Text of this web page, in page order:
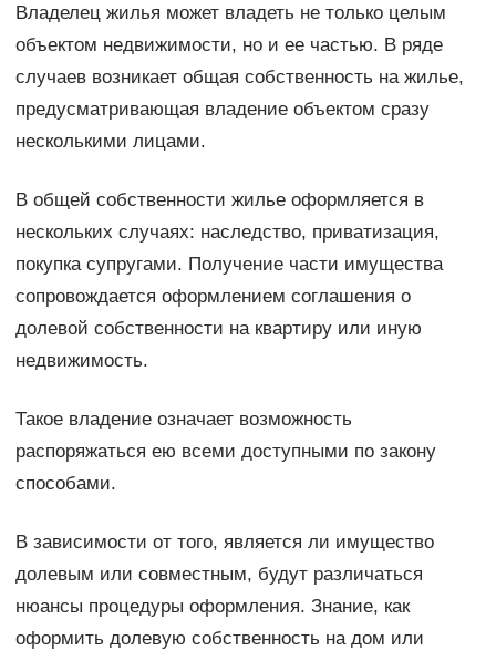
Владелец жилья может владеть не только целым
объектом недвижимости, но и ее частью. В ряде
случаев возникает общая собственность на жилье,
предусматривающая владение объектом сразу
несколькими лицами.
В общей собственности жилье оформляется в
нескольких случаях: наследство, приватизация,
покупка супругами. Получение части имущества
сопровождается оформлением соглашения о
долевой собственности на квартиру или иную
недвижимость.
Такое владение означает возможность
распоряжаться ею всеми доступными по закону
способами.
В зависимости от того, является ли имущество
долевым или совместным, будут различаться
нюансы процедуры оформления. Знание, как
оформить долевую собственность на дом или